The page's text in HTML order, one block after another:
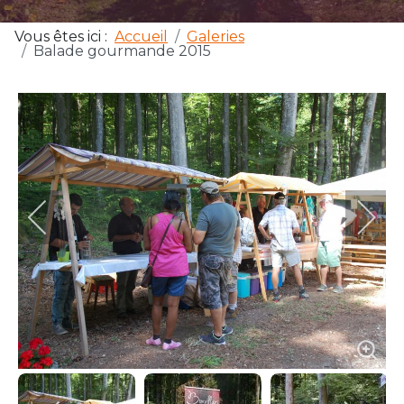
Vous êtes ici : Accueil
Galeries
Balade gourmande 2015